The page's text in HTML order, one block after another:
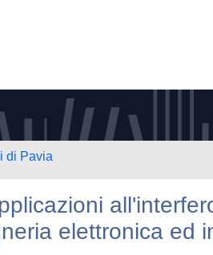
di Pavia
elettronica ed